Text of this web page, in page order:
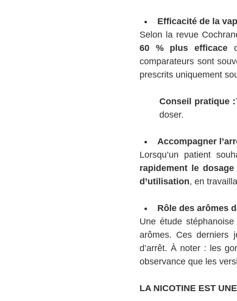
Efficacité de la
60 % plus efficace
comparateurs sont
prescrits uniquement
Conseil pratique :
doser.
Accompagner
Lorsqu’un patient
rapidement le
d’utilisation, en
Rôle des arômes
Une étude
arômes. Ces derniers
d’arrêt. À noter : les
observance que les
LA NICOTINE EST